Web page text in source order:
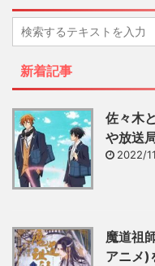
新着記事
佐々木
や放送
2022/
魔道祖
アニメ)